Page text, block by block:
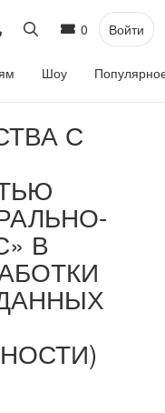
0 Войти
Шоу
С
В